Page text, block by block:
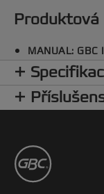
Produktová
MANUAL: GBC